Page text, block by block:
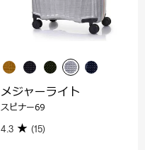
メジャーライト
スピナー69
4.3 (15)